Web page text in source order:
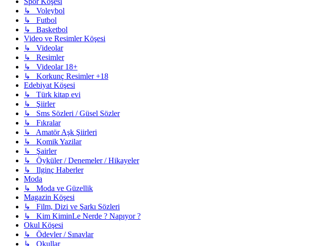
↳ Voleybol
↳ Futbol
↳ Basketbol
Video ve Resimler Köşesi
↳ Videolar
↳ Resimler
↳ Videolar 18+
↳ Korkunç Resimler +18
Edebiyat Köşesi
↳ Türk kitap evi
↳ Şiirler
↳ Sms Sözleri / Güsel Sözler
↳ Fıkralar
↳ Amatör Aşk Şiirleri
↳ Komik Yazilar
↳ Şairler
↳ Öyküler / Denemeler / Hikayeler
↳ Ilginç Haberler
Moda
↳ Moda ve Güzellik
Magazin Köşesi
↳ Film, Dizi ve Şarkı Sözleri
↳ Kim KiminLe Nerde ? Napıyor ?
Okul Köşesi
↳ Ödevler / Sınavlar
↳ Okullar